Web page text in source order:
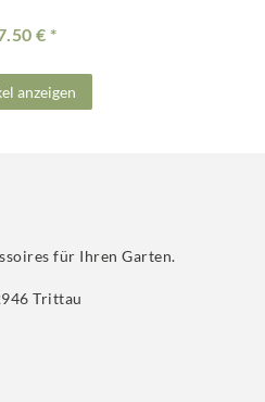
€
anzeigen
für Ihren Garten.
Trittau